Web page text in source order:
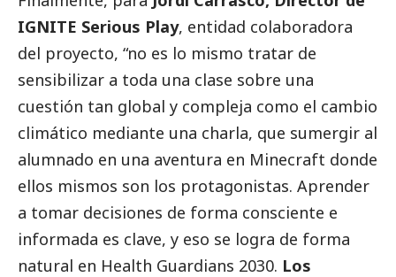
IGNITE Serious Play, entidad colaboradora
del proyecto, “no es lo mismo tratar de
sensibilizar a toda una clase sobre una
cuestión tan global y compleja como el cambio
climático mediante una charla, que sumergir al
alumnado en una aventura en Minecraft donde
ellos mismos son los protagonistas. Aprender
a tomar decisiones de forma consciente e
informada es clave, y eso se logra de forma
natural en Health Guardians 2030. Los